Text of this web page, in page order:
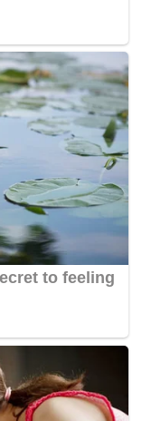
355 akan melalui
tidak melebihi
dan sebatan
sejak 1965,
1984 bagi
supaya relevan
umat
fitnah zina, judi
Eng nampak
Sebaik saja
usul